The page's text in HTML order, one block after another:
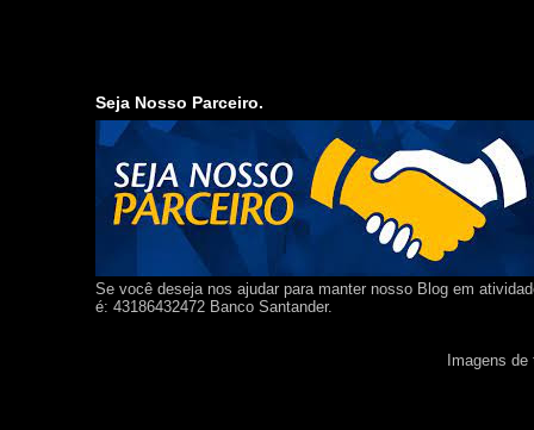
Seja Nosso Parceiro.
Se você deseja nos ajudar para manter nosso Blog em
é: 43186432472 Banco Santander.
Imagens